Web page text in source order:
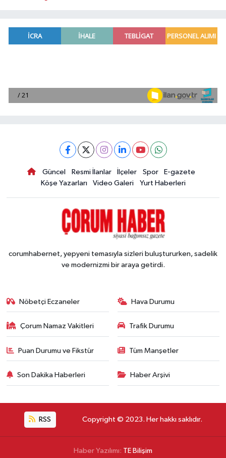
Güncel Resmi İlanlar İlçeler Spor
E-gazete
Köşe Yazarları
Video Galeri Yurt Haberleri
corumhabernet, yepyeni temasıyla sizleri buluştururken, sadelik
ve modernizmi bir araya getirdi.
Nöbetçi Eczaneler Hava Durumu
Çorum Namaz Vakitleri Trafik Durumu
Puan Durumu ve Fikstür Tüm Manşetler
Son Dakika Haberleri Haber Arşivi
RSS Copyright © 2023. Her hakkı saklıdır.
Haber Yazılımı: TE Bilişim